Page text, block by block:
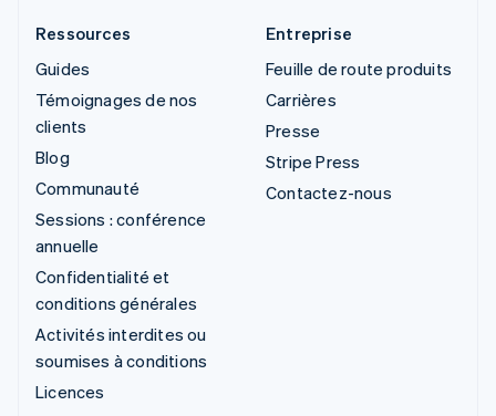
Ressources
Guides
Témoignages de nos
clients
Blog
Communauté
Sessions : conférence
annuelle
Confidentialité et
conditions générales
Activités interdites ou
soumises à conditions
Licences
Entreprise
Feuille de route produits
Carrières
Presse
Stripe Press
Contactez-nous